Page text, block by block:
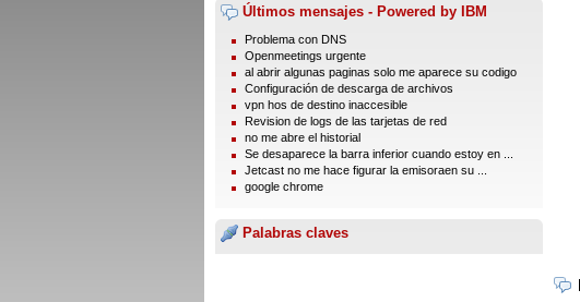
Últimos mensajes - Powered by IBM
Problema con DNS
Openmeetings urgente
al abrir algunas paginas solo me aparece su codigo
Configuración de descarga de archivos
vpn hos de destino inaccesible
Revision de logs de las tarjetas de red
no me abre el historial
Se desaparece la barra inferior cuando estoy en ...
Jetcast no me hace figurar la emisoraen su ...
google chrome
Palabras claves